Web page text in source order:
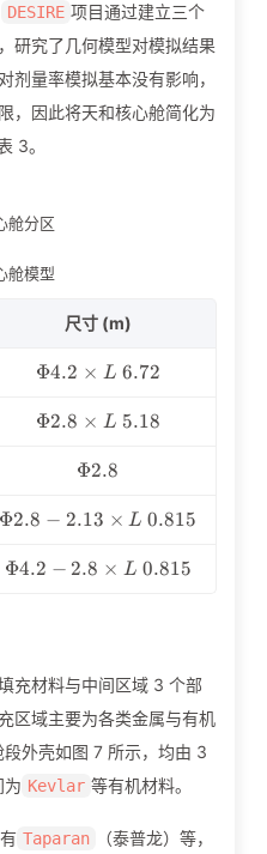
DESIRE 项目通过建立三个
研究了几何模型对模拟结果
剂量率模拟基本没有影响，
，因此将天和核心舱简化为
3。
舱分区
舱模型
尺寸 (m)
\Phi4.2\times
Φ4.2 × L 6.72
\Phi2.8\times
Φ2.8 × L 5.18
\Phi2.8
Φ2.8
\Phi2.8-
L\ 0.815
Φ2.8 − 2.13 × L 0.815
\Phi4.2-
Φ4.2 − 2.8 × L 0.815
充材料与中间区域 3 个部
区域主要为各类金属与有机
段外壳如图 7 所示，均由 3
为 Kevlar 等有机材料。
Taparan
（泰普龙）等，